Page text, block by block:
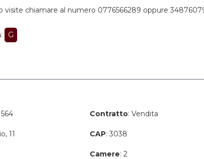
visite chiamare al numero 0776566289 oppure
: G
Contratto: Vendita
11 CAP: 3038
Camere: 2